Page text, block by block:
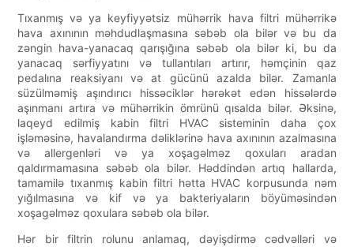
Tıxanmış və ya keyfiyyətsiz mühərrik hava filtri mühərrikə
hava axınının məhdudlaşmasına səbəb ola bilər və bu da
zəngin hava-yanacaq qarışığına səbəb ola bilər ki, bu da
yanacaq sərfiyyatını və tullantıları artırır, həmçinin qaz
pedalına reaksiyanı və at gücünü azalda bilər. Zamanla
süzülməmiş aşındırıcı hissəciklər hərəkət edən hissələrdə
aşınmanı artıra və mühərrikin ömrünü qısalda bilər. Əksinə,
laqeyd edilmiş kabin filtri HVAC sisteminin daha çox
işləməsinə, havalandırma dəliklərinə hava axınının azalmasına
və allergenləri və ya xoşagəlməz qoxuları aradan
qaldırmamasına səbəb ola bilər. Həddindən artıq hallarda,
tamamilə tıxanmış kabin filtri hətta HVAC korpusunda nəm
yığılmasına və kif və ya bakteriyaların böyüməsindən
xoşagəlməz qoxulara səbəb ola bilər.
Hər bir filtrin rolunu anlamaq, dəyişdirmə cədvəlləri və